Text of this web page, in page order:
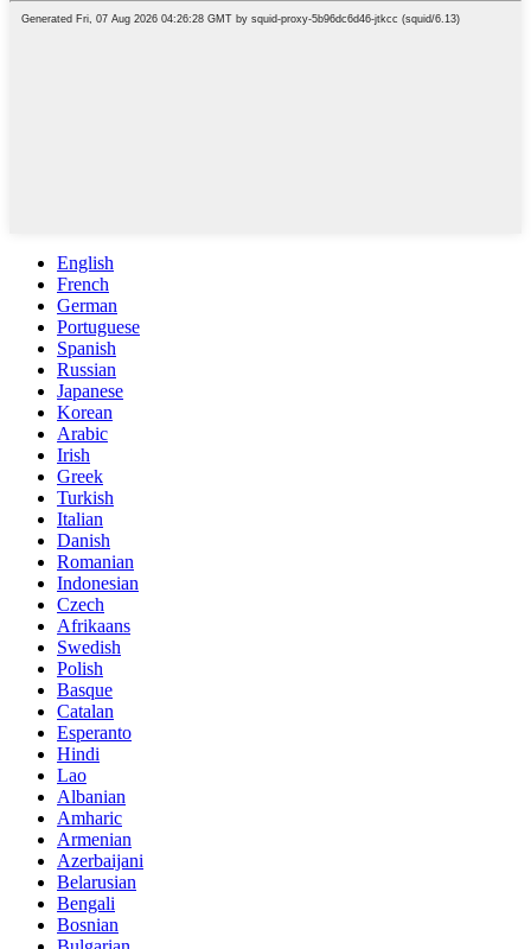
English
French
German
Portuguese
Spanish
Russian
Japanese
Korean
Arabic
Irish
Greek
Turkish
Italian
Danish
Romanian
Indonesian
Czech
Afrikaans
Swedish
Polish
Basque
Catalan
Esperanto
Hindi
Lao
Albanian
Amharic
Armenian
Azerbaijani
Belarusian
Bengali
Bosnian